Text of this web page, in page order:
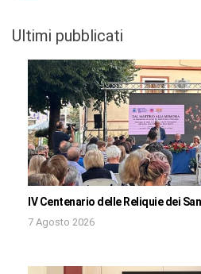
Ultimi pubblicati
IV Centenario delle Reliquie dei
7 Agosto 2026